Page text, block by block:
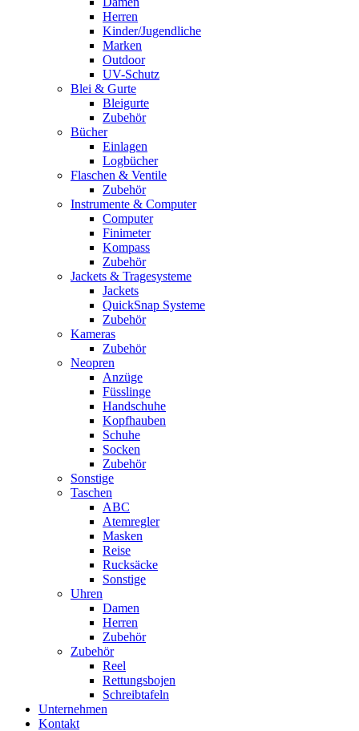
Herren
Kinder/Jugendliche
Marken
Outdoor
UV-Schutz
Blei & Gurte
Bleigurte
Zubehör
Bücher
Einlagen
Logbücher
Flaschen & Ventile
Zubehör
Instrumente & Computer
Computer
Finimeter
Kompass
Zubehör
Jackets & Tragesysteme
Jackets
QuickSnap Systeme
Zubehör
Kameras
Zubehör
Neopren
Anzüge
Füsslinge
Handschuhe
Kopfhauben
Schuhe
Socken
Zubehör
Sonstige
Taschen
ABC
Atemregler
Masken
Reise
Rucksäcke
Sonstige
Uhren
Damen
Herren
Zubehör
Zubehör
Reel
Rettungsbojen
Schreibtafeln
Unternehmen
Kontakt